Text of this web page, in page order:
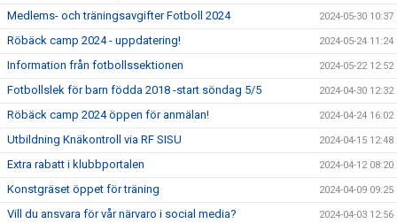
Medlems- och träningsavgifter Fotboll 2024 2024-05-30 10:37
Röbäck camp 2024 - uppdatering! 2024-05-24 11:24
Information från fotbollssektionen 2024-05-22 12:52
Fotbollslek för barn födda 2018 -start söndag 5/5 2024-04-30 12:32
Röbäck camp 2024 öppen för anmälan! 2024-04-24 16:02
Utbildning Knäkontroll via RF SISU 2024-04-15 12:48
Extra rabatt i klubbportalen 2024-04-12 08:20
Konstgräset öppet för träning 2024-04-09 09:25
Vill du ansvara för vår närvaro i social media? 2024-04-03 12:56